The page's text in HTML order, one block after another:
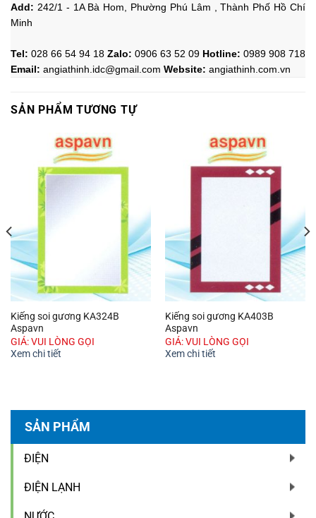
SẢN PHẨM
ĐIỆN
ĐIỆN LẠNH
Add: 242/1 - 1A Bà Hom, Phường Phú Lâm , Thành Phố Hồ Chí
Minh
Tel: 028 66 54 94 18 Zalo: 0906 63 52 09 Hotline: 0989 908 718
Email: angiathinh.idc@gmail.com Website: angiathinh. com.vn
SẢN PHẨM TƯƠNG TỰ
Kiếng soi gương KA324B
Aspavn
GIÁ: VUI LÒNG GỌI
Xem chi tiết
Kiếng soi gương KA403B
Aspavn
GIÁ: VUI LÒNG GỌI
Xem chi tiết